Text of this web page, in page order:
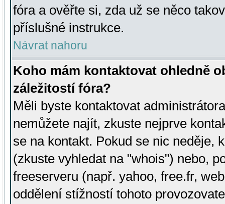
fóra a ověřte si, zda už se něco
příslušné instrukce.
Návrat nahoru
Koho mám kontaktovat ohledně
záležitostí fóra?
Měli byste kontaktovat
nemůžete najít, zkuste nejprve
se na kontakt. Pokud se nic neděje,
(zkuste vyhledat na "whois") nebo,
freeserveru (např. yahoo, free.fr,
oddělení stížností tohoto